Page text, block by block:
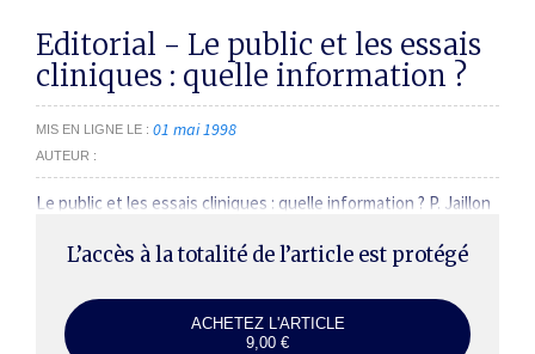
Editorial - Le public et les essais
cliniques : quelle information ?
MIS EN LIGNE LE 01 mai 1998
AUTEUR
Le public et les essais cliniques : quelle information ? P. Jaillon
L’accès à la totalité de l’article est protégé
ACHETEZ L'ARTICLE
9,00 €